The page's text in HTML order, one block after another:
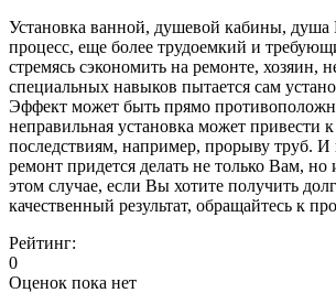
Установка ванной, душевой кабины,
процесс, еще более трудоемкий и
стремясь сэкономить на ремонте, хозяин,
специальных навыков пытается сам
Эффект может быть прямо
неправильная установка может привести
последствиям, например, прорыву труб.
ремонт придется делать не только Вам, но
этом случае, если Вы хотите получить
качественный результат, обращайтесь к
Рейтинг:
0
Оценок пока нет